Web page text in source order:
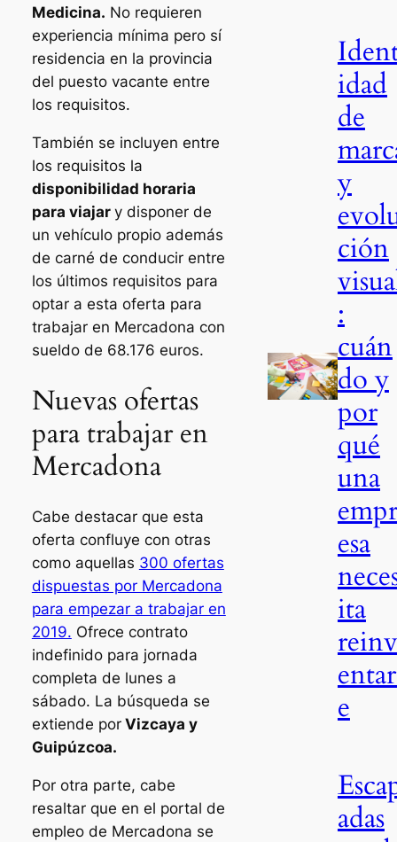
Medicina. No requieren
experiencia mínima pero sí
residencia en la provincia
del puesto vacante entre
los requisitos.
También se incluyen entre
los requisitos la
disponibilidad horaria
para viajar y disponer de
un vehículo propio además
de carné de conducir entre
los últimos requisitos para
optar a esta oferta para
trabajar en Mercadona con
sueldo de 68.176 euros.
Nuevas ofertas
para trabajar en
Mercadona
Cabe destacar que esta
oferta confluye con otras
como aquellas 300 ofertas
dispuestas por Mercadona
para empezar a trabajar en
2019. Ofrece contrato
indefinido para jornada
completa de lunes a
sábado. La búsqueda se
extiende porVizcaya y
Guipúzcoa.
Por otra parte, cabe
resaltar que en el portal de
empleo de Mercadona se
idad
de
y
ción
:
cuán
do y
por
qué
una
empr
esa
ita
reinv
e
adas